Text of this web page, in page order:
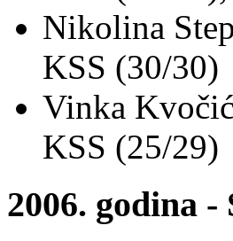
Nikolina
KSS (30/30)
Vinka
KSS (25/29)
2006. godina -